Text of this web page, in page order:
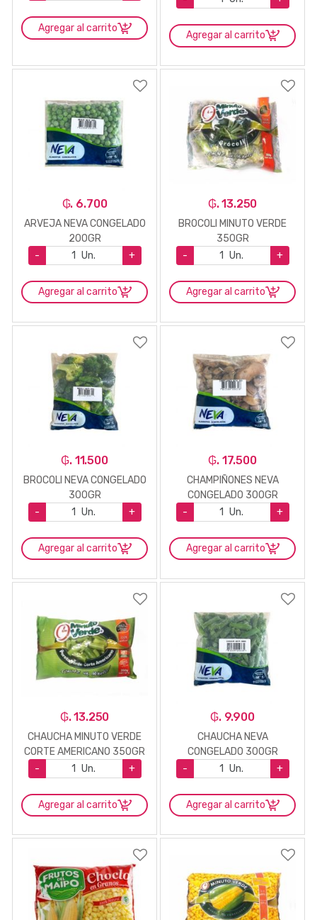
Agregar al carrito
Agregar al carrito
₲. 6.700
ARVEJA NEVA CONGELADO
200GR
-
Un. +
Agregar al carrito
₲. 13.250
BROCOLI MINUTO VERDE
350GR
-
Un. +
Agregar al carrito
₲. 11.500
BROCOLI NEVA CONGELADO
300GR
-
Un. +
Agregar al carrito
₲. 17.500
CHAMPIÑONES NEVA
CONGELADO 300GR
-
Un. +
Agregar al carrito
₲. 13.250
CHAUCHA MINUTO VERDE
CORTE AMERICANO 350GR
-
Un. +
Agregar al carrito
₲. 9.900
CHAUCHA NEVA
CONGELADO 300GR
-
Un. +
Agregar al carrito